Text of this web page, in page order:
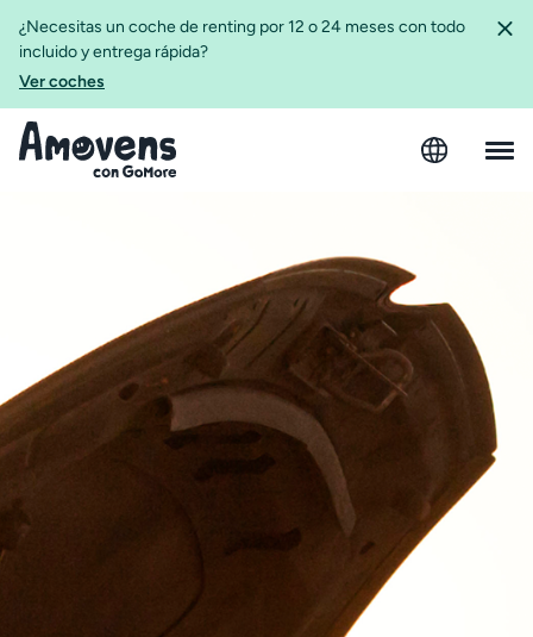
¿Necesitas un coche de renting por 12 o 24 meses con todo
incluido y entrega rápida?
Ver coches